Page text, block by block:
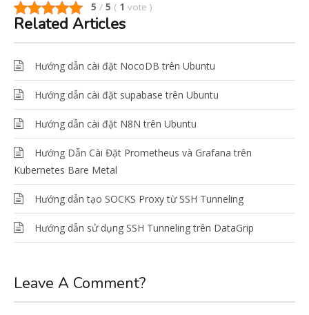
5 / 5 ( 1 vote )
Related Articles
Hướng dẫn cài đặt NocoDB trên Ubuntu
Hướng dẫn cài đặt supabase trên Ubuntu
Hướng dẫn cài đặt N8N trên Ubuntu
Hướng Dẫn Cài Đặt Prometheus và Grafana trên
Kubernetes Bare Metal
Hướng dẫn tạo SOCKS Proxy từ SSH Tunneling
Hướng dẫn sử dụng SSH Tunneling trên DataGrip
Leave A Comment?